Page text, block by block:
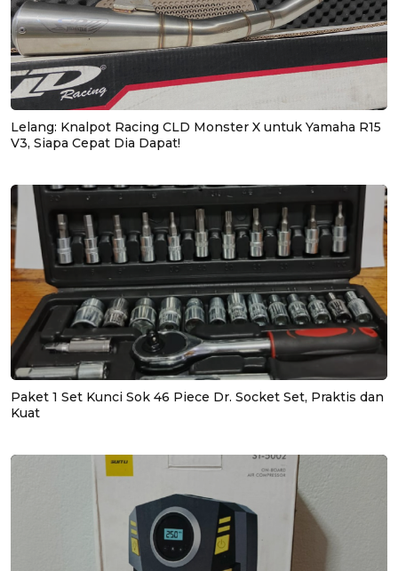
Lelang: Knalpot Racing CLD Monster X untuk Yamaha R15
V3, Siapa Cepat Dia Dapat!
Paket 1 Set Kunci Sok 46 Piece Dr. Socket Set, Praktis dan
Kuat